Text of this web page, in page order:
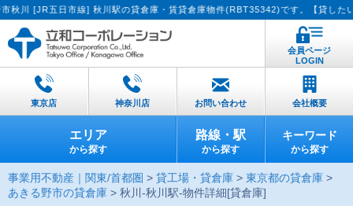
五日市線] 秋川駅の貸倉庫・賃貸倉庫物件(RBT35342)です。【貸したい方へ：
会員ページ
LOGIN
東京店 神奈川店 お問い合わせ 会社概要
エリア
から探す
路線・駅
から探す
キーワード
から探す
事業用不動産｜関東/首都圏 > 貸工場・貸倉庫 > 東京都の貸倉庫 >
あきる野市の貸倉庫 > 秋川-秋川駅-物件詳細[貸倉庫]